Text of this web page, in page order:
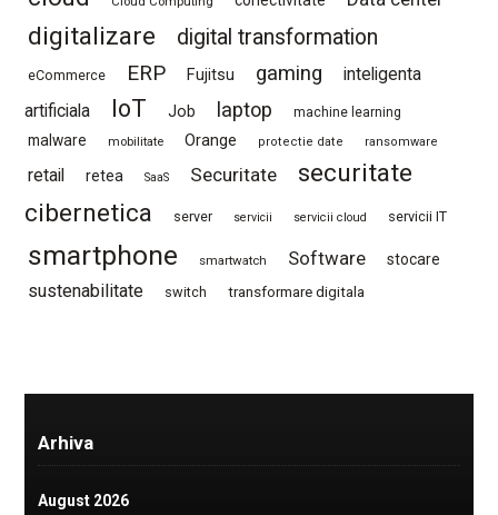
digitalizare digital transformation
eCommerce ERP Fujitsu gaming
inteligenta
artificiala
IoT Job laptop machine learning
malware mobilitate Orange protectie date ransomware
retail retea SaaS Securitate
securitate
cibernetica
server servicii servicii cloud servicii IT
smartphone smartwatch Software stocare
sustenabilitate switch transformare digitala
Arhiva
August 2026